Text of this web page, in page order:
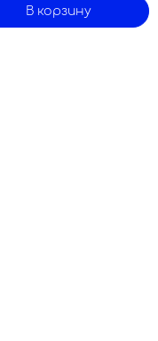
В корзину